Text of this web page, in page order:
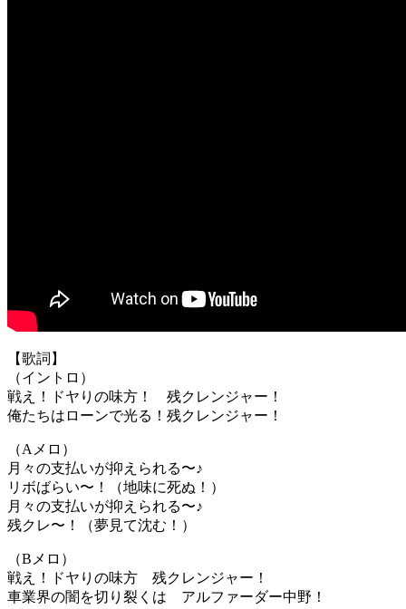
【歌詞】
（イントロ）
戦え！ドヤりの味方！ 残クレンジャー！
俺たちはローンで光る！残クレンジャー！
（Aメロ）
月々の支払いが抑えられる〜♪
リボばらい〜！（地味に死ぬ！）
月々の支払いが抑えられる〜♪
残クレ〜！（夢見て沈む！）
（Bメロ）
戦え！ドヤりの味方 残クレンジャー！
車業界の闇を切り裂くは アルファーダー中野！